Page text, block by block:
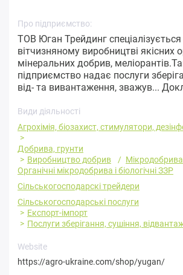
Про підприємство:
ТОВ Юган Трейдинг спеціалізується
вітчизняному виробництві якісних
мінеральних добрив,
підприємство надає послуги
від- та вивантаження, зважув...
Види діяльності
Агрохімія, біозахист, стимулятори,
Добрива, грунти
Виробництво добрив
Мікродобрива
Органічні мікродобрива і біологічні ЗЗР
Сільськогосподарскі трейдери
Сільськогосподарські послуги
Експорт-імпорт
Послуги зберігання, сушіння,
Website
https://agro-ukraine.com/shop/yugan/